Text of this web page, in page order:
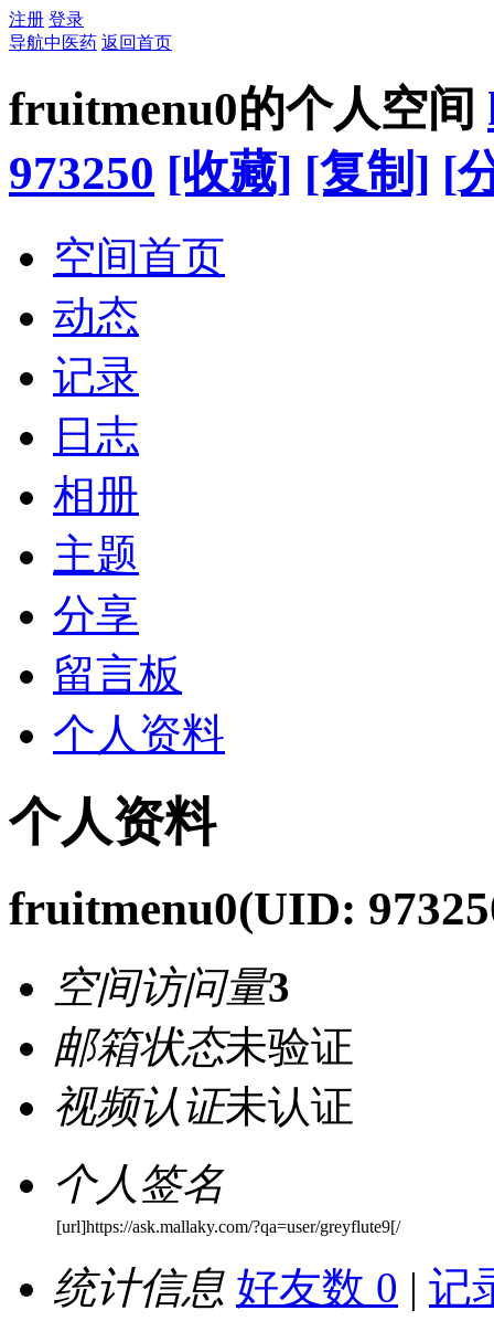
注册 登录
导航中医药 返回首页
fruitmenu0的个人空间
973250 [收藏] [复制] [
空间首页
动态
记录
日志
相册
主题
分享
留言板
个人资料
个人资料
fruitmenu0(UID:
空间访问量3
邮箱状态未验证
视频认证未认证
个人签名
[url]https://ask.mallaky.com/?qa=user/greyflute9[/
统计信息 好友数 0 | 记